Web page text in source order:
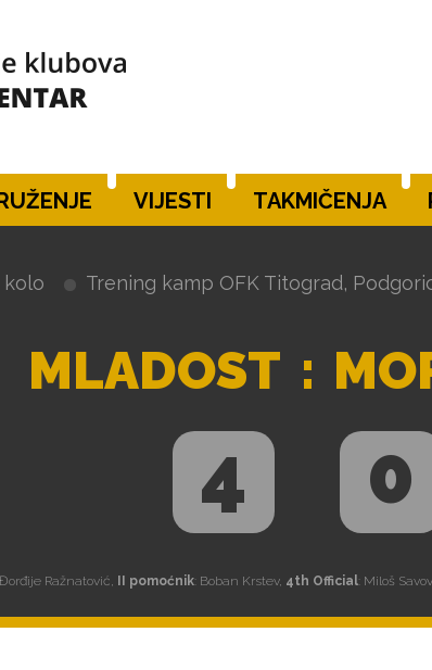
VIJESTI TAKMIČENJA
kolo Trening kamp OFK Titograd,
MLADOST :
4 0
Ražnatović, II pomoćnik: Boban Krstev, 4th Official: Miloš